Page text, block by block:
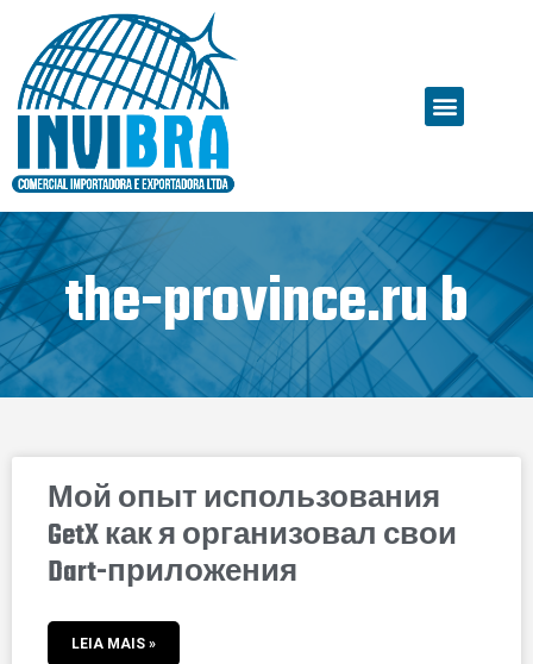
the-province.ru b
Мой опыт использования
GetX как я организовал свои
Dart-приложения
LEIA MAIS »